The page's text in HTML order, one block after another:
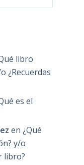
libro
¿Recuerdas
es el
en ¿Qué
y/o
libro?